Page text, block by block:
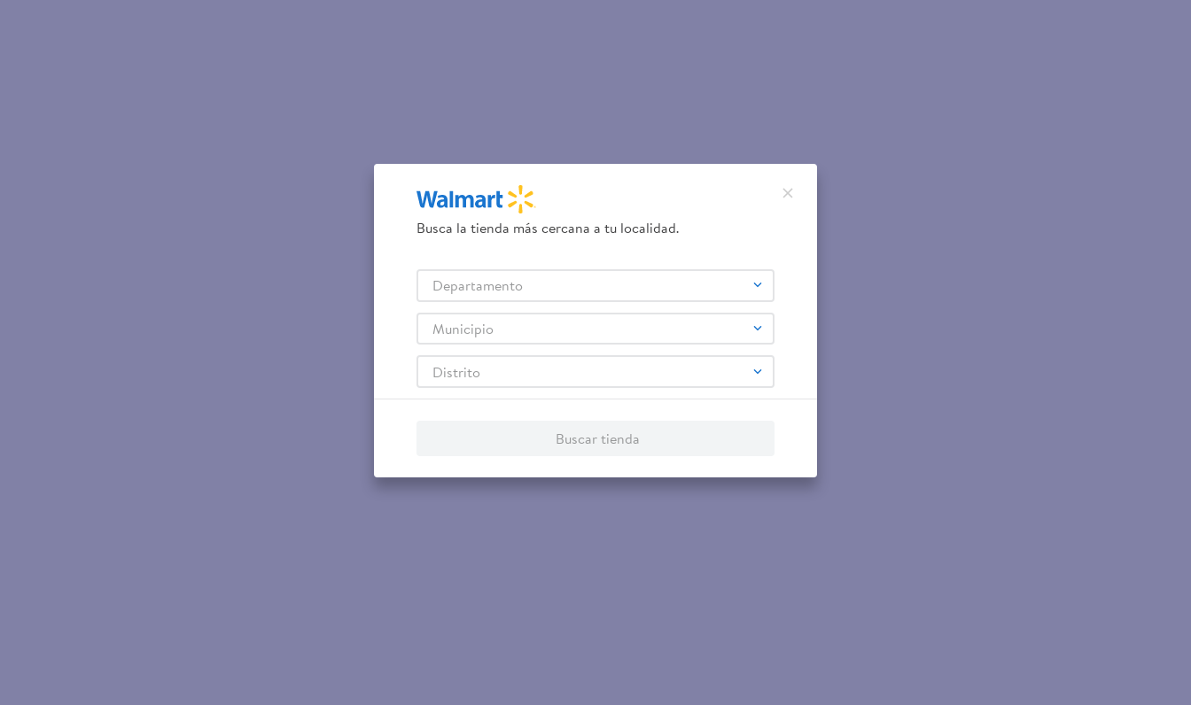
Busca la tienda más cercana a tu localidad.
Departamento
Municipio
Distrito
Buscar tienda